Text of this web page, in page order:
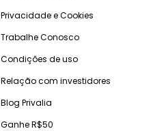
Privacidade e Cookies
Trabalhe Conosco
Condições de uso
Relação com investidores
Blog Privalia
Ganhe R$50